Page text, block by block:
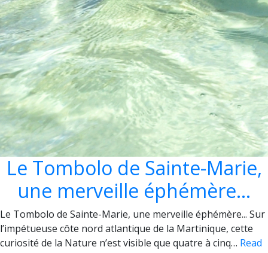
Le Tombolo de Sainte-Marie,
une merveille éphémère…
Le Tombolo de Sainte-Marie, une merveille éphémère... Sur
l’impétueuse côte nord atlantique de la Martinique, cette
curiosité de la Nature n’est visible que quatre à cinq… Read